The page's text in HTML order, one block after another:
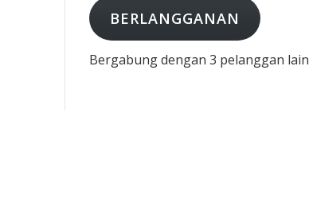
BERLANGGANAN
Bergabung dengan 3 pelanggan lain